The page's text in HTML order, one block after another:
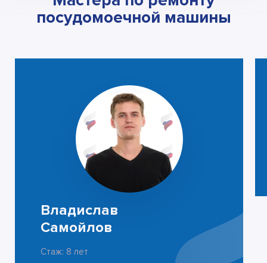
посудомоечной машины
Владислав
Самойлов
Стаж: 8 лет